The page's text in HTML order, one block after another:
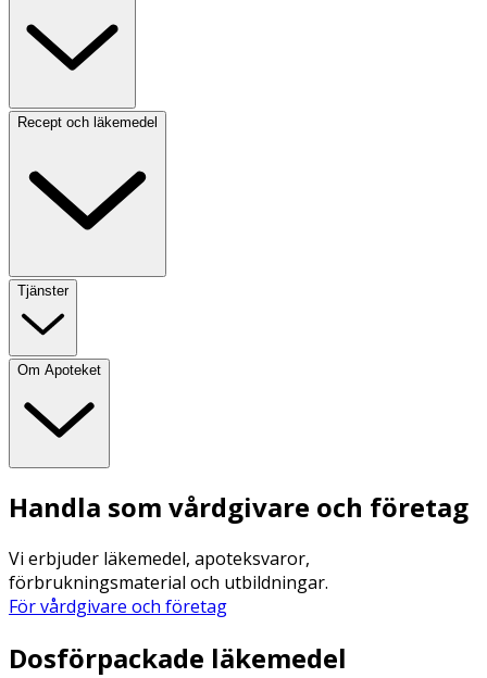
Recept och läkemedel
Tjänster
Om Apoteket
Handla som vårdgivare och företag
Vi erbjuder läkemedel, apoteksvaror,
förbrukningsmaterial och utbildningar.
För vårdgivare och företag
Dosförpackade läkemedel